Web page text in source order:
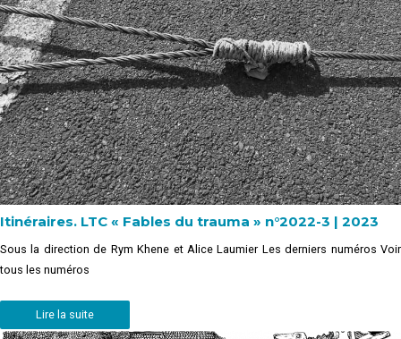
Itinéraires. LTC « Fables du trauma » n°2022-3 | 2023
Sous la direction de Rym Khene et Alice Laumier Les derniers numéros Voir
tous les numéros
Lire la suite